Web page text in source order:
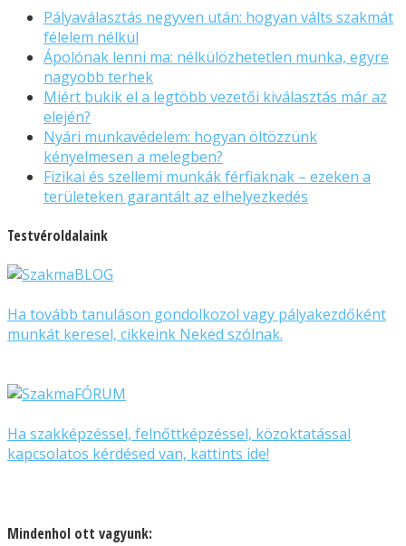
Pályaválasztás negyven után: hogyan válts szakmát
félelem nélkül
Ápolónak lenni ma: nélkülözhetetlen munka, egyre
nagyobb terhek
Miért bukik el a legtöbb vezetői kiválasztás már az
elején?
Nyári munkavédelem: hogyan öltözzünk
kényelmesen a melegben?
Fizikai és szellemi munkák férfiaknak – ezeken a
területeken garantált az elhelyezkedés
Testvéroldalaink
Ha tovább tanuláson gondolkozol vagy pályakezdőként
munkát keresel, cikkeink Neked szólnak.
Ha szakképzéssel, felnőttképzéssel, közoktatással
kapcsolatos kérdésed van, kattints ide!
Mindenhol ott vagyunk: